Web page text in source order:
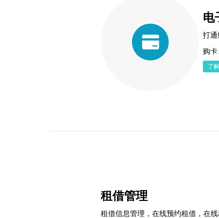
电
打
购
了
租借管理
租借信息管理，在线预约租借，在